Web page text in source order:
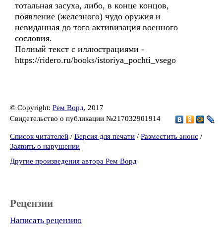
тотальная засуха, либо, в конце концов,
появление (железного) чудо оружия и
невиданная до того активизация военного
сословия.
Полный текст с иллюстрациями -
https://ridero.ru/books/istoriya_pochti_vsego
© Copyright: Рем Ворд, 2017
Свидетельство о публикации №217032901914
Список читателей / Версия для печати / Разместить анонс /
Заявить о нарушении
Другие произведения автора Рем Ворд
Рецензии
Написать рецензию